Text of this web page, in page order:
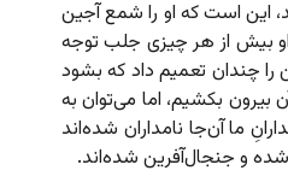
این است که او را شمع آجین
بیش از هر چیزی جلب توجه
را چندان تعمیم داد که بشود
بیرون بکشیم، اما می‌توان به
ما آن‌جا نامداران شده‌‌اند
و جنجال‌آفرین شده‌اند.